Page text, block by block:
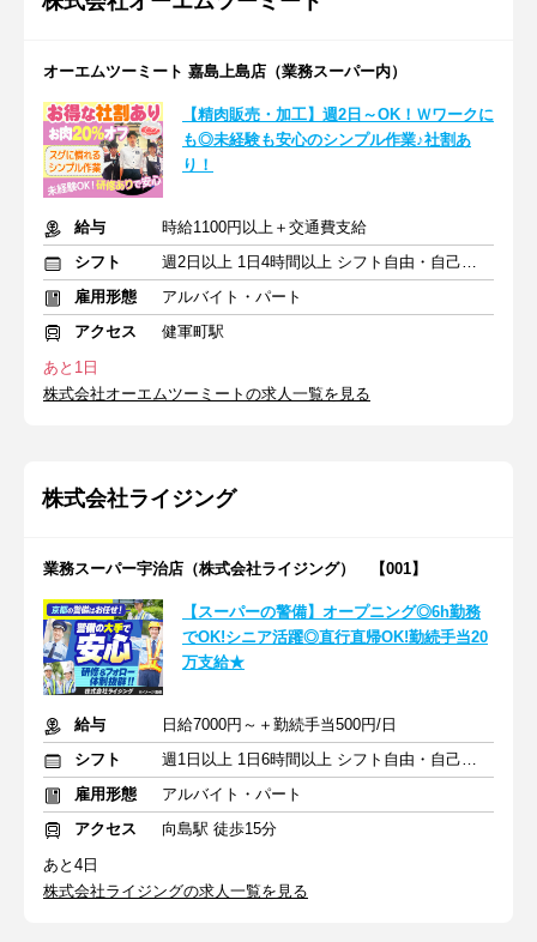
オーエムツーミート 嘉島上島店（業務スーパー内）
【精肉販売・加工】週2日～OK！Ｗワークに
も◎未経験も安心のシンプル作業♪社割あ
り！
給与
時給1100円以上＋交通費支給
シフト
週2日以上 1日4時間以上 シフト自由・自己申告
雇用形態
アルバイト・パート
アクセス
健軍町駅
あと1日
株式会社オーエムツーミートの求人一覧を見る
株式会社ライジング
業務スーパー宇治店（株式会社ライジング） 【001】
【スーパーの警備】オープニング◎6h勤務
でOK!シニア活躍◎直行直帰OK!勤続手当20
万支給★
給与
日給7000円～＋勤続手当500円/日
シフト
週1日以上 1日6時間以上 シフト自由・自己申告
雇用形態
アルバイト・パート
アクセス
向島駅 徒歩15分
あと4日
株式会社ライジングの求人一覧を見る